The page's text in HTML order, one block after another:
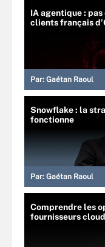
IA agentique :
clients français
Par: Gaétan Raoul
Snowflake : la
fonctionne
Par: Gaétan Raoul
Comprendre les
fournisseurs cloud